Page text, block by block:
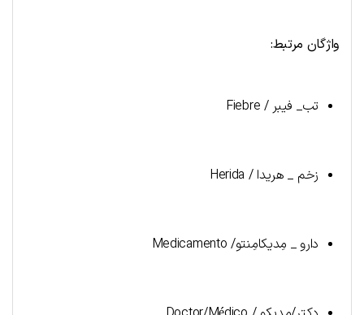
واژگان مرتبط:
تب_ فیبر / Fiebre
زخم _ هریدا / Herida
دارو _ مِدیکامِنتو/ Medicamento